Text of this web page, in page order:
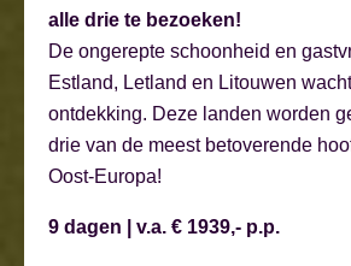
alle drie te bezoeken!
De ongerepte schoonheid en
Estland, Letland en Litouwen
ontdekking. Deze landen worden
drie van de meest betoverende
Oost-Europa!
9 dagen | v.a. € 1939,- p.p.